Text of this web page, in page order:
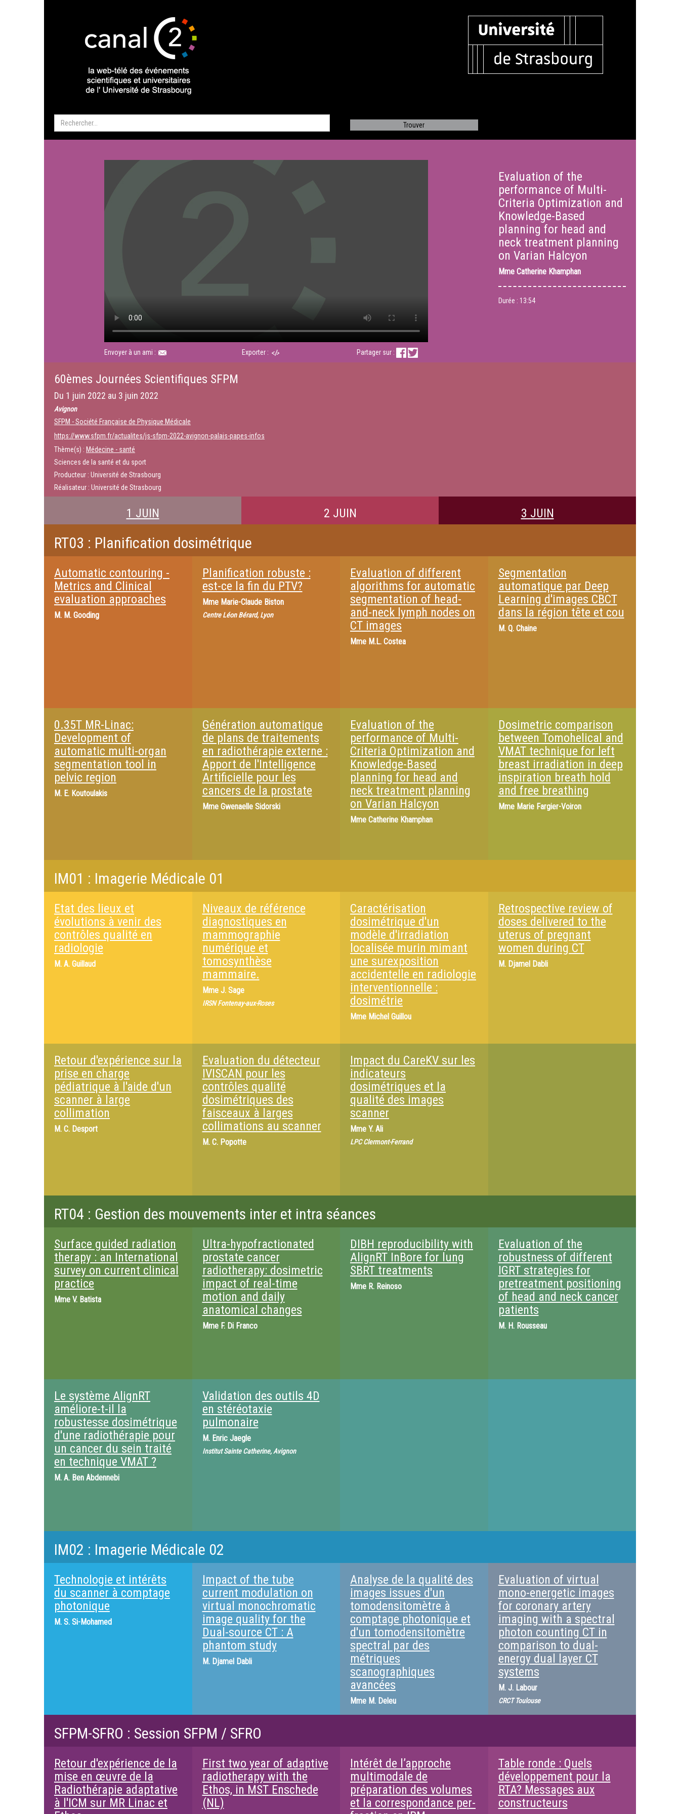
Envoyer à un ami : Exporter : Partager sur :
Evaluation of the
performance of Multi-
Criteria Optimization and
Knowledge-Based
planning for head and
neck treatment planning
on Varian Halcyon
Mme Catherine Khamphan
Durée : 13:54
60èmes Journées Scientifiques SFPM
Du 1 juin 2022 au 3 juin 2022
Avignon
SFPM - Société Française de Physique Médicale
https://www.sfpm.fr/actualites/js-sfpm-2022-avignon-palais-papes-infos
Thème(s) : Médecine - santé
Sciences de la santé et du sport
Producteur : Université de Strasbourg
Réalisateur : Université de Strasbourg
1 JUIN 2 JUIN 3 JUIN
RT03 : Planification dosimétrique
Automatic contouring -
Metrics and Clinical
evaluation approaches
M. M. Gooding
Planification robuste :
est-ce la fin du PTV?
Mme Marie-Claude Biston
Centre Léon Bérard, Lyon
Evaluation of different
algorithms for automatic
segmentation of head-
and-neck lymph nodes on
CT images
Mme M.L. Costea
Segmentation
automatique par Deep
Learning d'images CBCT
dans la région tête et cou
M. Q. Chaine
0.35T MR-Linac:
Development of
automatic multi-organ
segmentation tool in
pelvic region
M. E. Koutoulakis
Génération automatique
de plans de traitements
en radiothérapie externe :
Apport de l'Intelligence
Artificielle pour les
cancers de la prostate
Mme Gwenaelle Sidorski
Evaluation of the
performance of Multi-
Criteria Optimization and
Knowledge-Based
planning for head and
neck treatment planning
on Varian Halcyon
Mme Catherine Khamphan
Dosimetric comparison
between Tomohelical and
VMAT technique for left
breast irradiation in deep
inspiration breath hold
and free breathing
Mme Marie Fargier-Voiron
IM01 : Imagerie Médicale 01
Etat des lieux et
évolutions à venir des
contrôles qualité en
radiologie
M. A. Guillaud
Niveaux de référence
diagnostiques en
mammographie
numérique et
tomosynthèse
mammaire.
Mme J. Sage
IRSN Fontenay-aux-Roses
Caractérisation
dosimétrique d'un
modèle d'irradiation
localisée murin mimant
une surexposition
accidentelle en radiologie
interventionnelle :
dosimétrie
Mme Michel Guillou
Retrospective review of
doses delivered to the
uterus of pregnant
women during CT
M. Djamel Dabli
Retour d'expérience sur la
prise en charge
pédiatrique à l'aide d'un
scanner à large
collimation
M. C. Desport
Evaluation du détecteur
IVISCAN pour les
contrôles qualité
dosimétriques des
faisceaux à larges
collimations au scanner
M. C. Popotte
Impact du CareKV sur les
indicateurs
dosimétriques et la
qualité des images
scanner
Mme Y. Ali
LPC Clermont-Ferrand
RT04 : Gestion des mouvements inter et intra séances
Surface guided radiation
therapy : an International
survey on current clinical
practice
Mme V. Batista
Ultra-hypofractionated
prostate cancer
radiotherapy: dosimetric
impact of real-time
motion and daily
anatomical changes
Mme F. Di Franco
DIBH reproducibility with
AlignRT InBore for lung
SBRT treatments
Mme R. Reinoso
Evaluation of the
robustness of different
IGRT strategies for
pretreatment positioning
of head and neck cancer
patients
M. H. Rousseau
Le système AlignRT
améliore-t-il la
robustesse dosimétrique
d'une radiothérapie pour
un cancer du sein traité
en technique VMAT ?
M. A. Ben Abdennebi
Validation des outils 4D
en stéréotaxie
pulmonaire
M. Enric Jaegle
Institut Sainte Catherine, Avignon
IM02 : Imagerie Médicale 02
Technologie et intérêts
du scanner à comptage
photonique
M. S. Si-Mohamed
Impact of the tube
current modulation on
virtual monochromatic
image quality for the
Dual-source CT : A
phantom study
M. Djamel Dabli
Analyse de la qualité des
images issues d'un
tomodensitomètre à
comptage photonique et
d'un tomodensitomètre
spectral par des
métriques
scanographiques
avancées
Mme M. Deleu
Evaluation of virtual
mono-energetic images
for coronary artery
imaging with a spectral
photon counting CT in
comparison to dual-
energy dual layer CT
systems
M. J. Labour
CRCT Toulouse
SFPM-SFRO : Session SFPM / SFRO
Retour d'expérience de la
mise en œuvre de la
Radiothérapie adaptative
à l'ICM sur MR Linac et
First two year of adaptive
radiotherapy with the
Ethos, in MST Enschede
(NL)
Intérêt de l’approche
multimodale de
préparation des volumes
et la correspondance per-
Table ronde : Quels
développement pour la
RTA? Messages aux
constructeurs